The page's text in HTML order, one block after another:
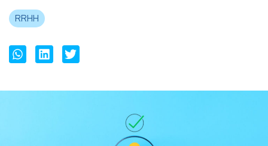
RRHH